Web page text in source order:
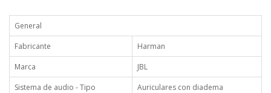
General
Fabricante
Harman
Marca
JBL
Sistema de audio - Tipo
Auriculares con diadema